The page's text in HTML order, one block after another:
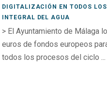
DIGITALIZACIÓN EN TODOS
INTEGRAL DEL AGUA
> El Ayuntamiento de Málaga
euros de fondos europeos
todos los procesos del ciclo ...